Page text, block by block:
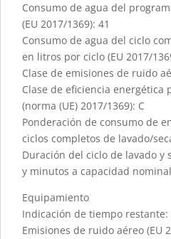
Consumo de agua del
(EU 2017/1369): 41
Consumo de agua del ciclo
en litros por ciclo (EU 2017/
Clase de emisiones de ruido
Clase de eficiencia energética
(norma (UE) 2017/1369): C
Ponderación de consumo de
ciclos completos de lavado/
Duración del ciclo de lavado y
y minutos a capacidad
Equipamiento
Indicación de tiempo restante:
Emisiones de ruido aéreo (EU